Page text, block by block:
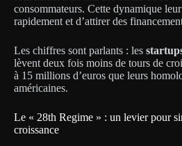
consommateurs. Cette dynamique
rapidement et d’attirer des
Les chiffres sont parlants : les
lèvent deux fois moins de tours de
à 15 millions d’euros que leurs
américaines.
Le « 28th Regime » : un levier pour
croissance